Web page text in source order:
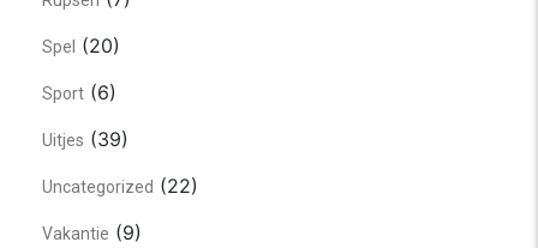
Spel (20)
Sport (6)
Uitjes (39)
Uncategorized (22)
Vakantie (9)